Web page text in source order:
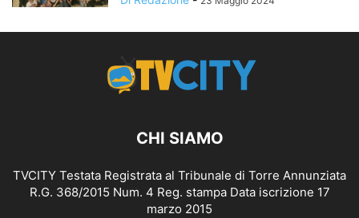
CHI SIAMO
TVCITY Testata Registrata al Tribunale di Torre Annunziata
R.G. 368/2015 Num. 4 Reg. stampa Data iscrizione 17
marzo 2015